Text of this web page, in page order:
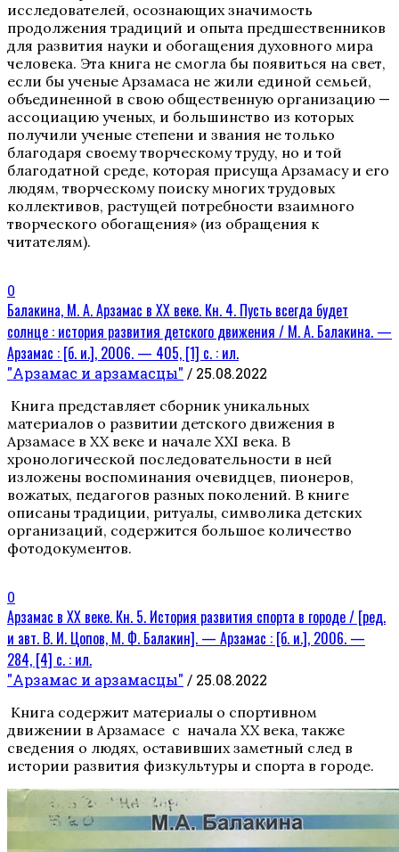
исследователей, осознающих значимость
продолжения традиций и опыта предшественников
для развития науки и обогащения духовного мира
человека. Эта книга не смогла бы появиться на свет,
если бы ученые Арзамаса не жили единой семьей,
объединенной в свою общественную организацию —
ассоциацию ученых, и большинство из которых
получили ученые степени и звания не только
благодаря своему творческому труду, но и той
благодатной среде, которая присуща Арзамасу и его
людям, творческому поиску многих трудовых
коллективов, растущей потребности взаимного
творческого обогащения» (из обращения к
читателям).
0
Балакина, М. А. Арзамас в XX веке. Кн. 4. Пусть всегда будет
солнце : история развития детского движения / М. А. Балакина. —
Арзамас : [б. и.], 2006. — 405, [1] с. : ил.
"Арзамас и арзамасцы" / 25.08.2022
Книга представляет сборник уникальных
материалов о развитии детского движения в
Арзамасе в XX веке и начале XXI века. В
хронологической последовательности в ней
изложены воспоминания очевидцев, пионеров,
вожатых, педагогов разных поколений. В книге
описаны традиции, ритуалы, символика детских
организаций, содержится большое количество
фотодокументов.
0
Арзамас в XX веке. Кн. 5. История развития спорта в городе / [ред.
и авт. В. И. Цопов, М. Ф. Балакин]. — Арзамас : [б. и.], 2006. —
284, [4] с. : ил.
"Арзамас и арзамасцы" / 25.08.2022
Книга содержит материалы о спортивном
движении в Арзамасе с начала XX века, также
сведения о людях, оставивших заметный след в
истории развития физкультуры и спорта в городе.